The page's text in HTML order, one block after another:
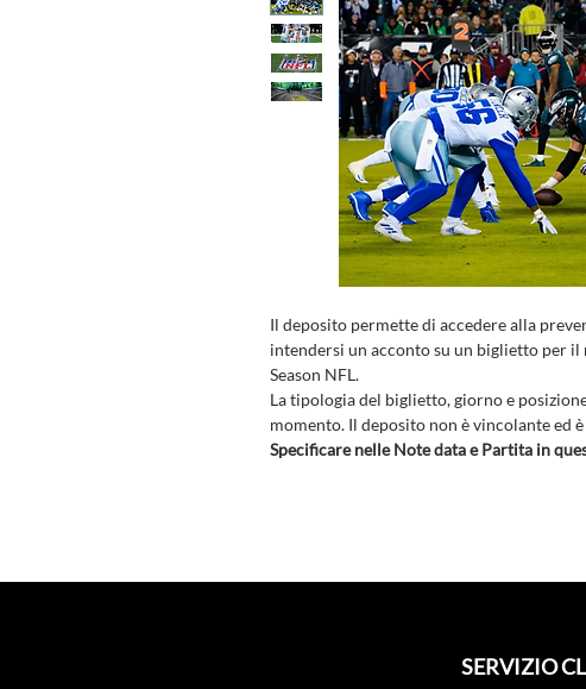
Il deposito permette di accedere alla
intendersi un acconto su un biglietto per il
Season NFL.
La tipologia del biglietto, giorno e
momento. Il deposito non è vincolante ed
Specificare nelle Note data e Partita in
SERVIZIO